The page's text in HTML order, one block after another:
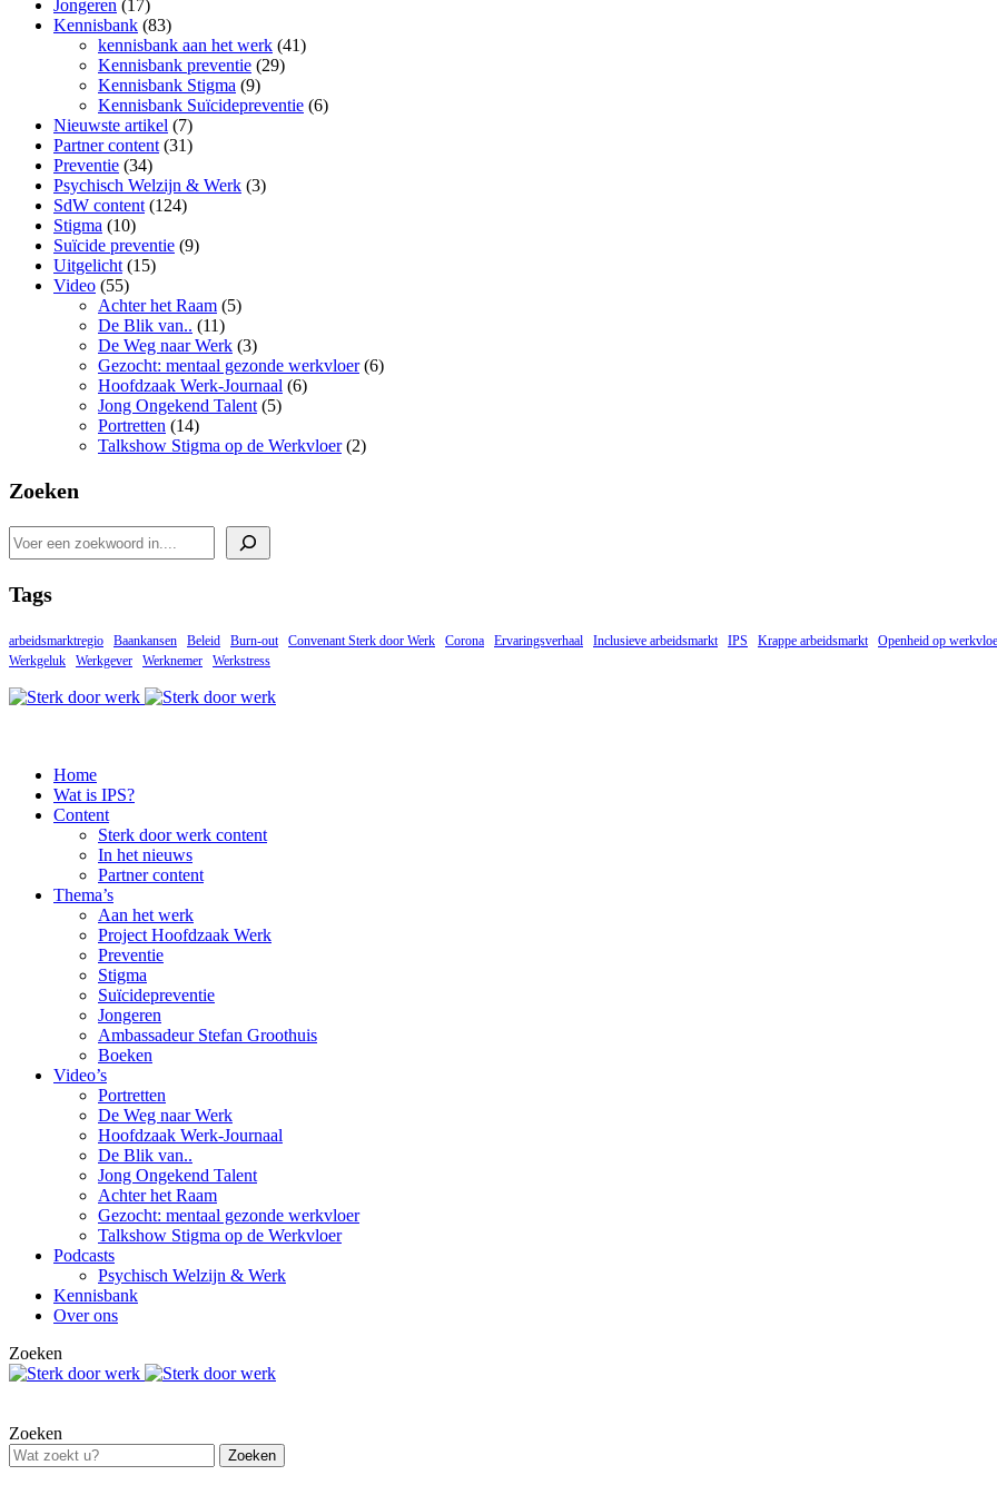
Jongeren (17)
Kennisbank (83)
kennisbank aan het werk (41)
Kennisbank preventie (29)
Kennisbank Stigma (9)
Kennisbank Suïcidepreventie (6)
Nieuwste artikel (7)
Partner content (31)
Preventie (34)
Psychisch Welzijn & Werk (3)
SdW content (124)
Stigma (10)
Suïcide preventie (9)
Uitgelicht (15)
Video (55)
Achter het Raam (5)
De Blik van.. (11)
De Weg naar Werk (3)
Gezocht: mentaal gezonde werkvloer(6)
Hoofdzaak Werk-Journaal (6)
Jong Ongekend Talent (5)
Portretten (14)
Talkshow Stigma op de Werkvloer(2)
Zoeken
Search
Tags
arbeidsmarktregio Baankansen Beleid Burn-out Convenant Sterk door Werk Corona Ervaringsverhaal Inclusieve arbeidsmarkt IPS Krappe arbeidsmarkt Openheid op
Werkgeluk
Werkgever Werknemer Werkstress
Home
Wat is IPS?
Content
Sterk door werk content
In het nieuws
Partner content
Thema’s
Aan het werk
Project Hoofdzaak Werk
Preventie
Stigma
Suïcidepreventie
Jongeren
Ambassadeur Stefan Groothuis
Boeken
Video’s
Portretten
De Weg naar Werk
Hoofdzaak Werk-Journaal
De Blik van..
Jong Ongekend Talent
Achter het Raam
Gezocht: mentaal gezonde werkvloer
Talkshow Stigma op de Werkvloer
Podcasts
Psychisch Welzijn & Werk
Kennisbank
Over ons
Zoeken
Zoeken
Zoeken